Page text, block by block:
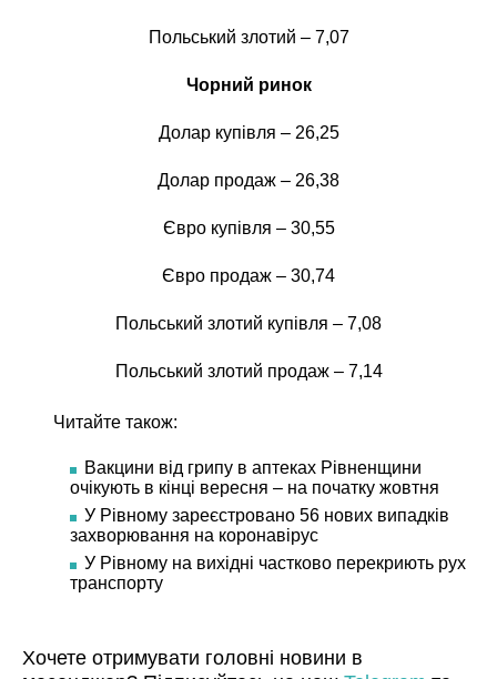
Польський злотий – 7,07
Чорний ринок
Долар купівля – 26,25
Долар продаж – 26,38
Євро купівля – 30,55
Євро продаж – 30,74
Польський злотий купівля – 7,08
Польський злотий продаж – 7,14
Читайте також:
Вакцини від грипу в аптеках Рівненщини
очікують в кінці вересня – на початку жовтня
У Рівному зареєстровано 56 нових випадків
захворювання на коронавірус
У Рівному на вихідні частково перекриють рух
транспорту
Хочете отримувати головні новини в